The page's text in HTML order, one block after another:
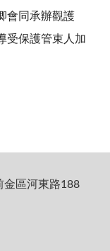
會同承辦觀護
受保護管束人加
金區河東路188